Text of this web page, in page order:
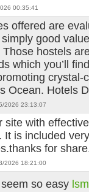
00:35:41
offered are
good
Those hostels
which you’ll
crystal-
Ocean. Hotels
2026 23:13:07
site with effective
It is included
for
2026 18:21:00
so easy